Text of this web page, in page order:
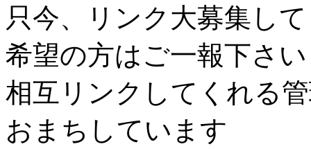
只今、リンク大募集し
希望の方はご一報下さい
相互リンクしてくれる
おまちしています